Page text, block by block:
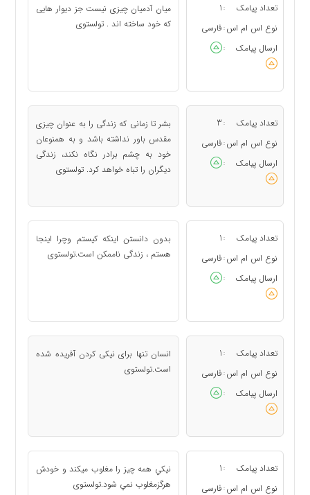
تعداد پیامک :
1
نوع اس ام اس : فارسی
ارسال پیامک
:
میان آدمیان چیزی نیست جز دیوار هایی
که خود ساخته اند . تولستوی
تعداد پیامک :
3
نوع اس ام اس : فارسی
ارسال پیامک
:
بشر تا زمانی که زندگی را به عنوان چیزی
مقدس باور نداشته باشد و به همنوعان
خود به چشم برادر نگاه نکند، زندگی
دیگران را تباه خواهد کرد. تولستوی
تعداد پیامک :
1
نوع اس ام اس : فارسی
ارسال پیامک
:
بدون دانستن اینکه کیستم وچرا اینجا
هستم ، زندگی ناممکن است.تولستوی
تعداد پیامک :
1
نوع اس ام اس : فارسی
ارسال پیامک
:
انسان تنها برای نیكی كردن آفریده شده
است.تولستوی
تعداد پیامک :
1
نوع اس ام اس : فارسی
نيکي همه چيز را مغلوب ميکند و خودش
هرگزمغلوب نمي شود.تولستوی